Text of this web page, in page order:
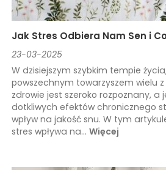
Jak Stres Odbiera Nam Sen i
23-03-2025
W dzisiejszym szybkim tempie
powszechnym towarzyszem wielu z
zdrowie jest szeroko rozpoznany, a
dotkliwych efektów chronicznego
wpływ na jakość snu. W tym
stres wpływa na... Więcej